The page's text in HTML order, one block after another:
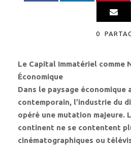
0
Le Capital Immatériel comme
Économique
Dans le paysage économique
contemporain, l’industrie du
opéré une mutation majeure.
continent ne se contentent
cinématographiques ou